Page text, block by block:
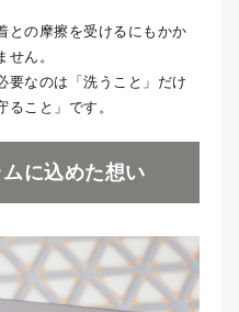
との摩擦を受けるにもかか
ん。
要なのは「洗うこと」だけ
こと」です。
に込めた想い